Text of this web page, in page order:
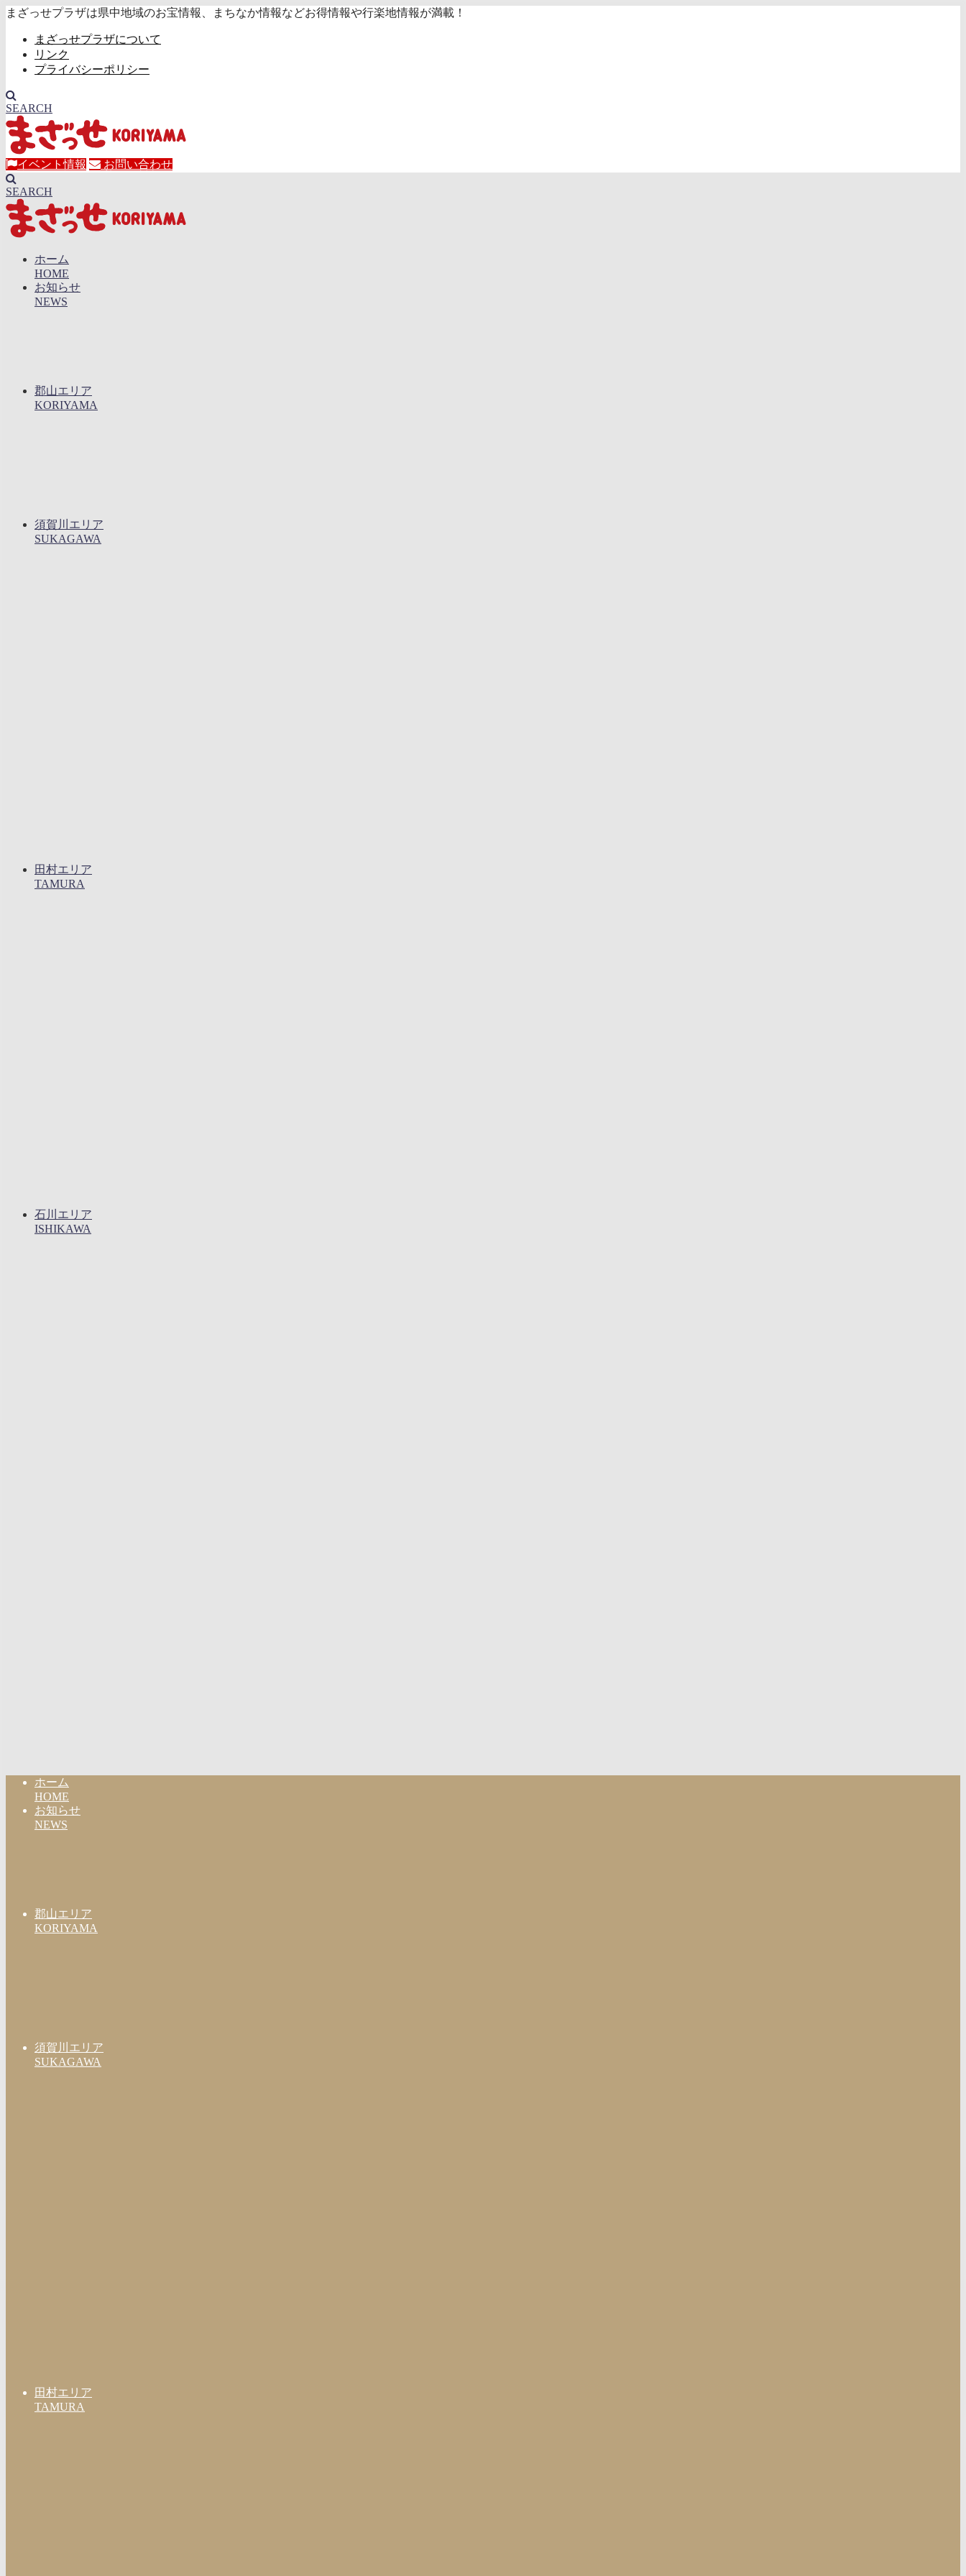
まざっせプラザは県中地域のお宝情報、まちなか情報などお得情報や行楽地情報が満載！
まざっせプラザについて
リンク
プライバシーポリシー
SEARCH
イベント情報 お問い合わせ
SEARCH
ホーム
HOME
お知らせ
NEWS
郡山エリア
KORIYAMA
須賀川エリア
SUKAGAWA
田村エリア
TAMURA
石川エリア
ISHIKAWA
ホーム
HOME
お知らせ
NEWS
郡山エリア
KORIYAMA
須賀川エリア
SUKAGAWA
田村エリア
TAMURA